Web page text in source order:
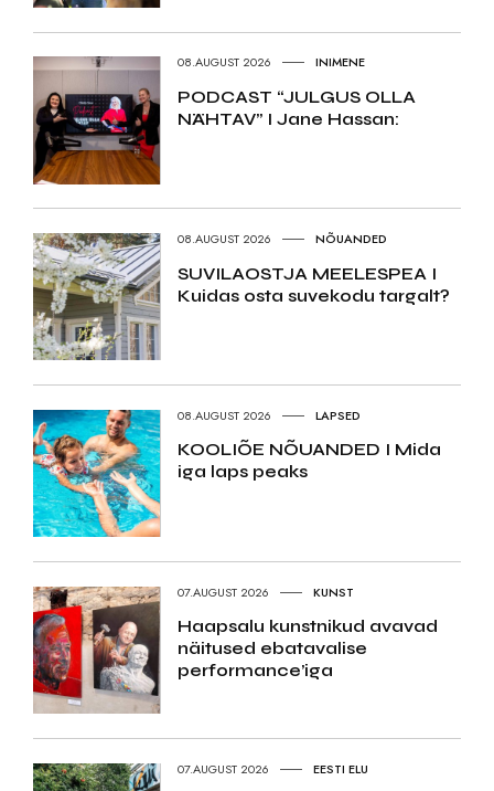
08.AUGUST 2026 INIMENE
PODCAST “JULGUS OLLA
NÄHTAV” I Jane Hassan:
08.AUGUST 2026 NÕUANDED
SUVILAOSTJA MEELESPEA I
Kuidas osta suvekodu targalt?
08.AUGUST 2026 LAPSED
KOOLIÕE NÕUANDED I Mida
iga laps peaks
07.AUGUST 2026 KUNST
Haapsalu kunstnikud avavad
näitused ebatavalise
performance’iga
07.AUGUST 2026 EESTI ELU